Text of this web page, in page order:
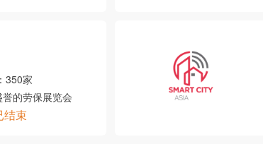
350家
的劳保展览会
结束